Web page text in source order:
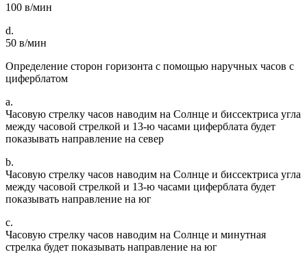
100 в/мин
d.
50 в/мин
Определение сторон горизонта с помощью наручных часов с
циферблатом
a.
Часовую стрелку часов наводим на Солнце и биссектриса угла
между часовой стрелкой и 13-ю часами циферблата будет
показывать направление на север
b.
Часовую стрелку часов наводим на Солнце и биссектриса угла
между часовой стрелкой и 13-ю часами циферблата будет
показывать направление на юг
c.
Часовую стрелку часов наводим на Солнце и минутная
стрелка будет показывать направление на юг